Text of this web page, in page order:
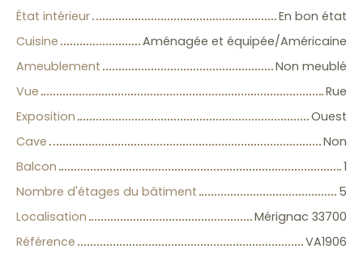
État intérieur
En bon état
Cuisine
Aménagée et équipée/Américaine
Ameublement
Non meublé
Vue
Rue
Exposition
Ouest
Cave
Non
Balcon
1
Nombre d'étages du bâtiment
5
Localisation
Mérignac 33700
Référence
VA1906